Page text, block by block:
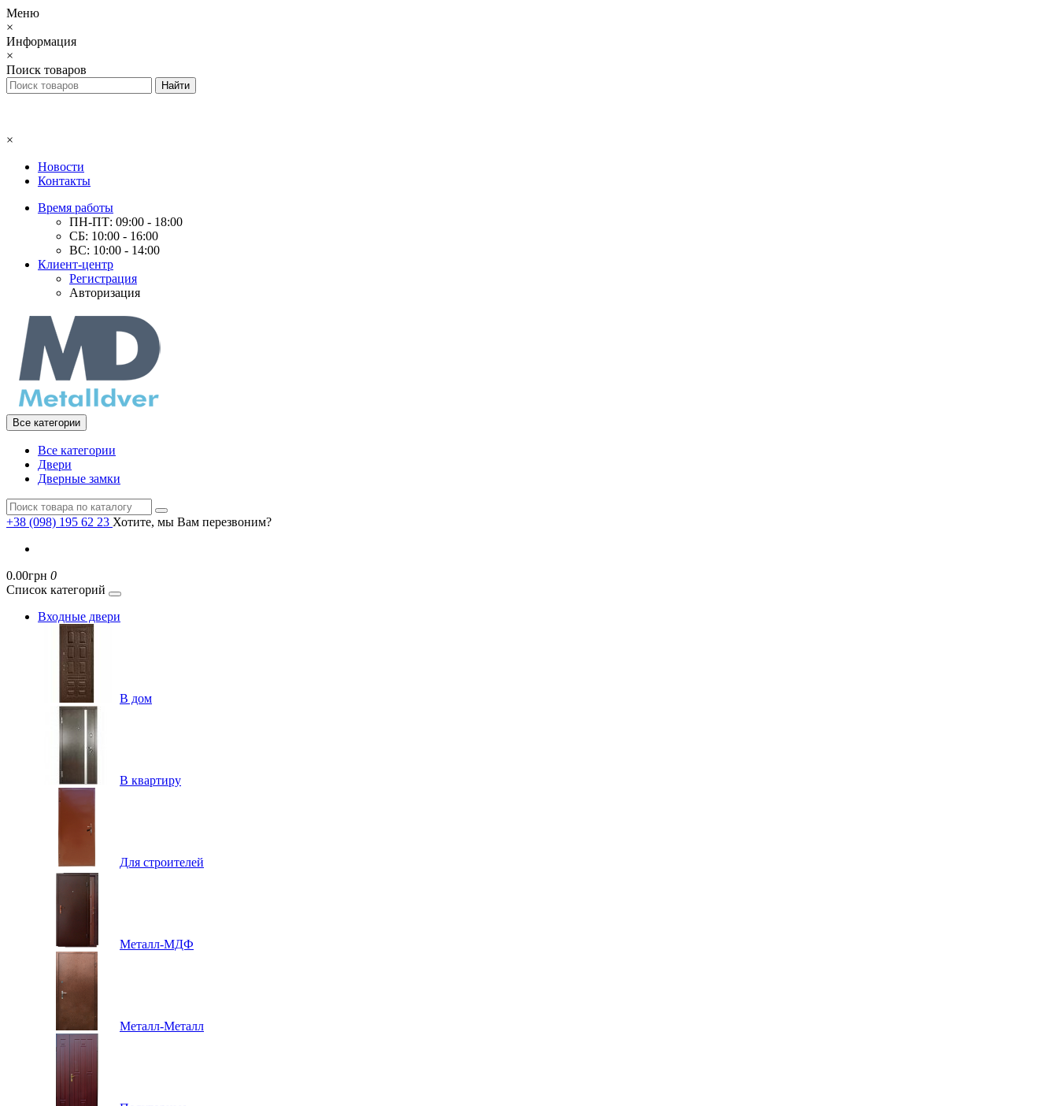
Меню
×
Информация
×
Поиск товаров
×
Новости
Контакты
Время работы
ПН-ПТ: 09:00 - 18:00
СБ: 10:00 - 16:00
ВС: 10:00 - 14:00
Клиент-центр
Регистрация
Авторизация
Все категории
Все категории
Двери
Дверные замки
+38 (098) 195 62 23 Хотите, мы Вам перезвоним?
0.00грн 0
Список категорий
Входные двери
В дом
В квартиру
Для строителей
Металл-МДФ
Металл-Металл